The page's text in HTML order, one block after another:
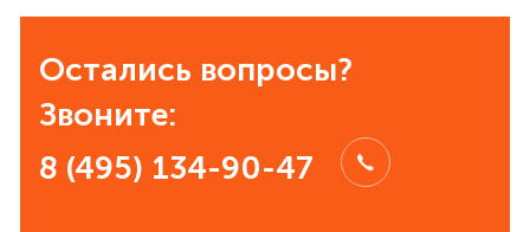
рекомендовать всем знакомым.
Остались вопросы?
Звоните:
8 (495) 134-90-47